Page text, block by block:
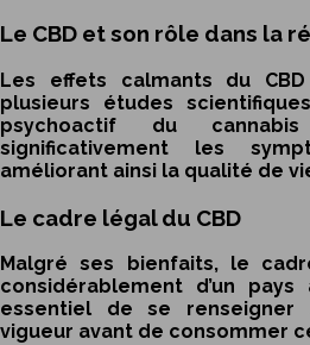
Le CBD et son rôle dans la
Les effets calmants du
plusieurs études
psychoactif du
significativement les
améliorant ainsi la qualité de
Le cadre légal du CBD
Malgré ses bienfaits, le
considérablement d’un
essentiel de se
vigueur avant de consommer